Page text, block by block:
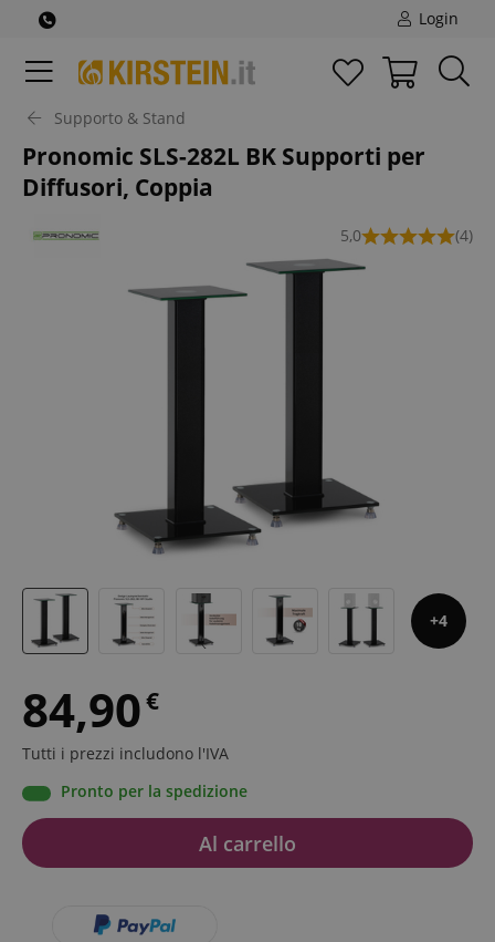
Login
Supporto & Stand
Pronomic SLS-282L BK Supporti per
Diffusori, Coppia
5,0 (4)
4
84,90€
Tutti i prezzi includono l'IVA
Pronto per la spedizione
Al carrello